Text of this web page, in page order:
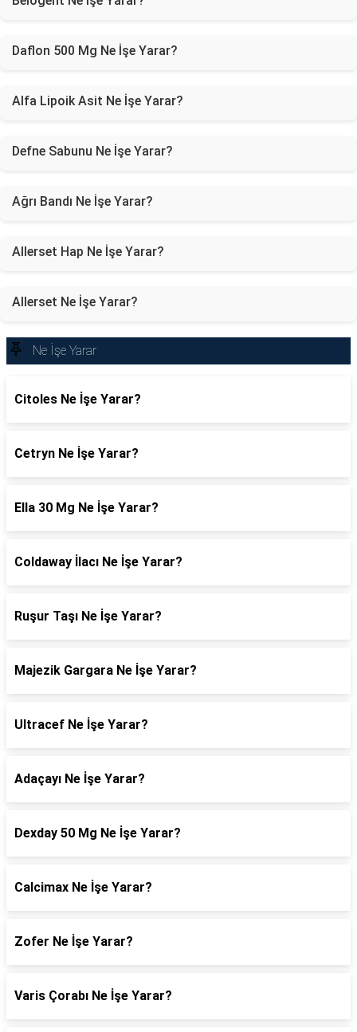
Daflon 500 Mg Ne İşe Yarar?
Alfa Lipoik Asit Ne İşe Yarar?
Defne Sabunu Ne İşe Yarar?
Ağrı Bandı Ne İşe Yarar?
Allerset Hap Ne İşe Yarar?
Allerset Ne İşe Yarar?
Ne İşe Yarar
Citoles Ne İşe Yarar?
Cetryn Ne İşe Yarar?
Ella 30 Mg Ne İşe Yarar?
Coldaway İlacı Ne İşe Yarar?
Ruşur Taşı Ne İşe Yarar?
Majezik Gargara Ne İşe Yarar?
Ultracef Ne İşe Yarar?
Adaçayı Ne İşe Yarar?
Dexday 50 Mg Ne İşe Yarar?
Calcimax Ne İşe Yarar?
Zofer Ne İşe Yarar?
Varis Çorabı Ne İşe Yarar?